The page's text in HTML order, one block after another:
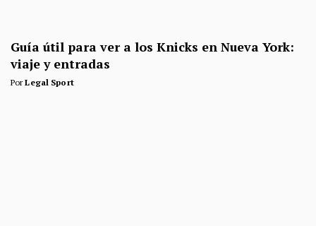
Guía útil para ver a los Knicks en Nueva York:
viaje y entradas
PorLegal Sport